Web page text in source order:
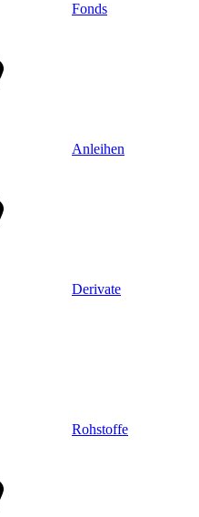
Fonds
Anleihen
Derivate
Rohstoffe